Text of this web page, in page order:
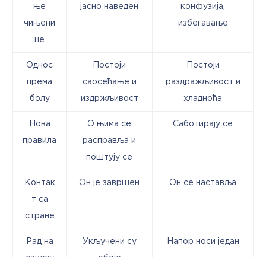
ње
чињени
це
јасно наведен конфузија,
избегавање
Однос
према
болу
Постоји
саосећање и
издржљивост
Постоји
раздражљивост и
хладноћа
Нова
правила
О њима се
расправља и
поштују се
Саботирају се
Контак
т са
стране
Он је завршен Он се наставља
Рад на Укључени су Напор носи један